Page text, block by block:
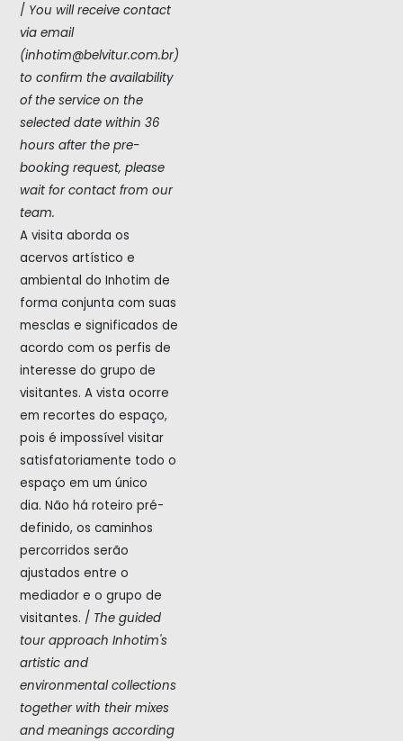
/ You will receive contact
via email
(inhotim@belvitur.com.br)
to confirm the availability
of the service on the
selected date within 36
hours after the pre-
booking request, please
wait for contact from our
team.
A visita aborda os
acervos artístico e
ambiental do Inhotim de
forma conjunta com suas
mesclas e significados de
acordo com os perfis de
interesse do grupo de
visitantes. A vista ocorre
em recortes do espaço,
pois é impossível visitar
satisfatoriamente todo o
espaço em um único
dia. Não há roteiro pré-
definido, os caminhos
percorridos serão
ajustados entre o
mediador e o grupo de
visitantes. / The guided
tour approach Inhotim's
artistic and
environmental collections
together with their mixes
and meanings according